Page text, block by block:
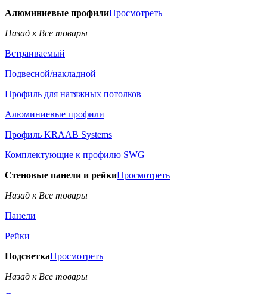
Алюминиевые профилиПросмотреть
Назад к Все товары
Встраиваемый
Подвесной/накладной
Профиль для натяжных потолков
Алюминиевые профили
Профиль KRAAB Systems
Комплектующие к профилю SWG
Стеновые панели и рейкиПросмотреть
Назад к Все товары
Панели
Рейки
ПодсветкаПросмотреть
Назад к Все товары